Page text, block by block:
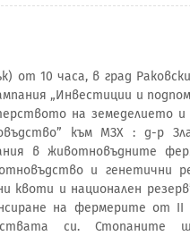
от 10 часа, в град
„Инвестиции и
на земеделието
към МЗХ : д-р
в животновъдните
и генетични
квоти и национален
на фермерите от ІІ
си.